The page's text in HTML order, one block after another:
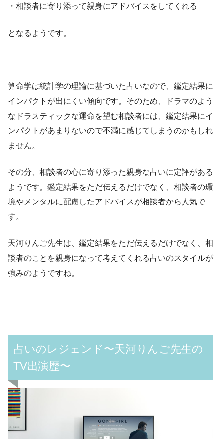
・相談者に寄り添って親身にアドバイスをしてくれる
となるようです。
算命学は統計学の理論に基づいた占いなので、鑑定結果に
インパクトが出にくい傾向です。そのため、ドラマのよう
なドラスティックな運命を望む相談者には、鑑定結果にイ
ンパクトがあまりないので不満に感じてしまうのかもしれ
ません。
その分、相談者の心に寄り添った親身な占いに定評がある
ようです。鑑定結果をただ伝えるだけでなく、相談者の環
境やメンタルに配慮したアドバイスが相談者から人気で
す。
天河りんご先生は、鑑定結果をただ伝えるだけでなく、相
談者のことを親身になって考えてくれる占いのスタイルが
強みのようですね。
占いのレジェンド〜天河りんご先生の
TV出演歴〜